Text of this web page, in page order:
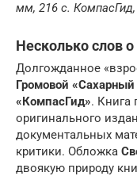
мм, 216 с.
Несколько слов о
Долгожданное
Громовой «Сахарный
«КомпасГид». Книга
оригинального
документальных
критики. Обложка
двоякую природу